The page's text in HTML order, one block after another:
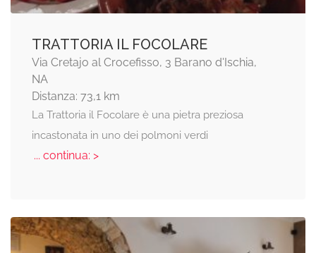
TRATTORIA IL FOCOLARE
Via Cretajo al Crocefisso, 3 Barano d'Ischia,
NA
Distanza: 73,1 km
La Trattoria il Focolare è una pietra preziosa
incastonata in uno dei polmoni verdi
... continua: >